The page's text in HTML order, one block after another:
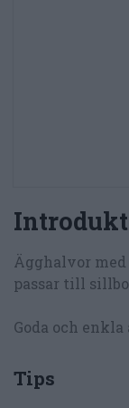
Ägghalvor
passar till
Goda och enkla
Tips